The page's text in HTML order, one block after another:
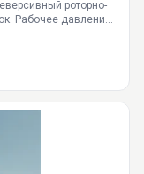
роторно-
Рабочее давление